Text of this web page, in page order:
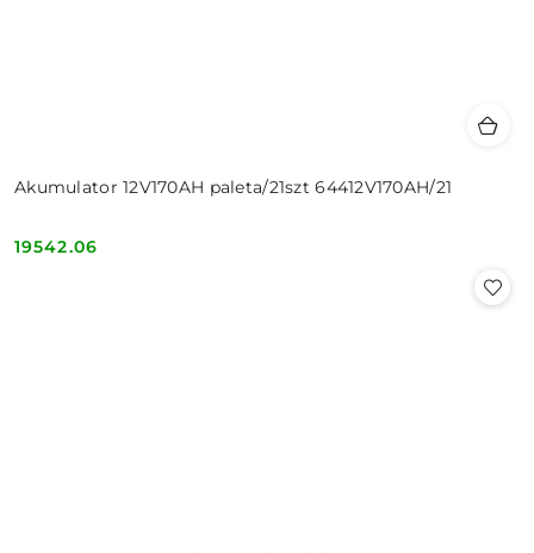
Akumulator 12V170AH paleta/21szt 64412V170AH/21
Cena:
19542.06